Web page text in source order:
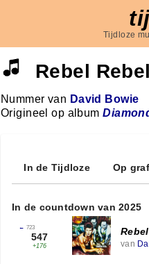
Tijdloze
Rebel Rebel
Nummer van David Bowie
Origineel op album
In de Tijdloze Op
In de countdown van 2025
← 723
547
+176 van